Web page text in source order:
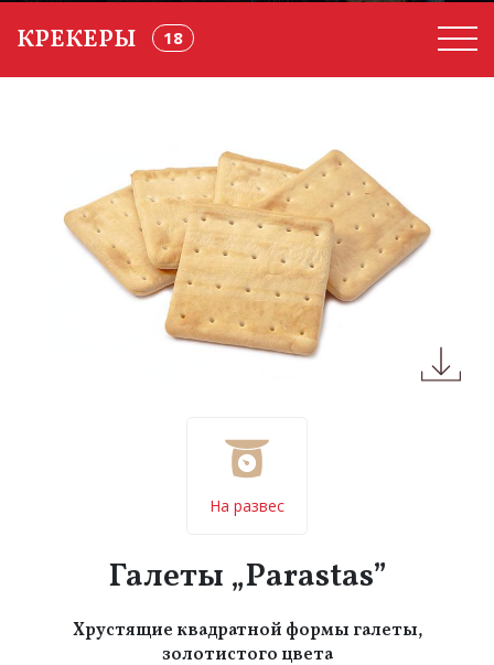
18
На развес
Галеты „Parastas”
Хрустящие квадратной формы галеты,
золотистого цвета